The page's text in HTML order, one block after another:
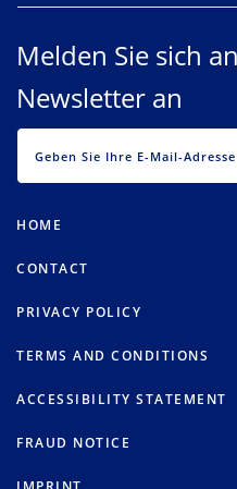
Melden Sie sich
Newsletter an
HOME
CONTACT
PRIVACY POLICY
TERMS AND CONDITIONS
ACCESSIBILITY STATEMENT
FRAUD NOTICE